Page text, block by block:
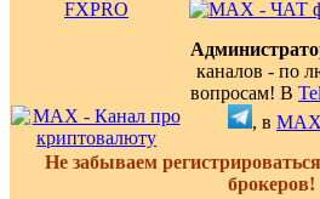
каналов - по
вопросам! В
, в
Не забываем
брокеров!